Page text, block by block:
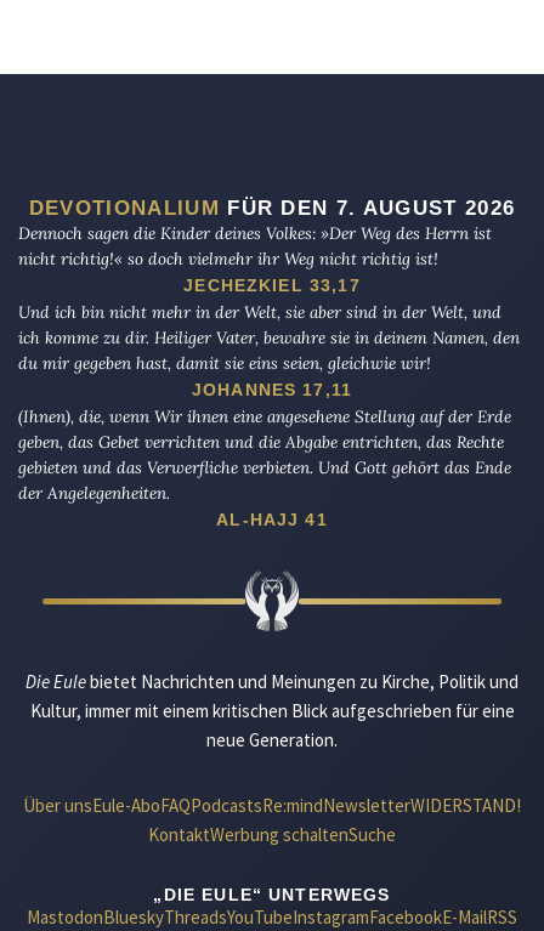
DEVOTIONALIUM FÜR DEN 7. AUGUST 2026
Dennoch sagen die Kinder deines Volkes: »Der Weg des Herrn ist
nicht richtig!« so doch vielmehr ihr Weg nicht richtig ist!
JECHEZKIEL 33,17
Und ich bin nicht mehr in der Welt, sie aber sind in der Welt, und
ich komme zu dir. Heiliger Vater, bewahre sie in deinem Namen, den
du mir gegeben hast, damit sie eins seien, gleichwie wir!
JOHANNES 17,11
(Ihnen), die, wenn Wir ihnen eine angesehene Stellung auf der Erde
geben, das Gebet verrichten und die Abgabe entrichten, das Rechte
gebieten und das Verwerfliche verbieten. Und Gott gehört das Ende
der Angelegenheiten.
AL-HAJJ 41
Die Eulebietet Nachrichten und Meinungen zu Kirche, Politik und
Kultur, immer mit einem kritischen Blick aufgeschrieben für eine
neue Generation.
Über unsEule-AboFAQPodcastsRe:mindNewsletterWIDERSTAND!
KontaktWerbung schaltenSuche
„DIE EULE“ UNTERWEGS
MastodonBlueskyThreadsYouTubeInstagramFacebookE-MailRSS